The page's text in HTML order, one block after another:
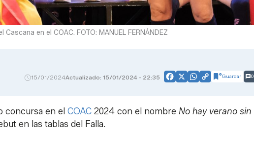
en el COAC. FOTO: MANUEL FERNÁNDEZ
15/01/2024Actualizado: 15/01/2024 - 22:35 Facebook
X WhatsApp
CopyGuardar 0
concursa en el COAC 2024 con el nombre No hay verano sin
en las tablas del Falla.